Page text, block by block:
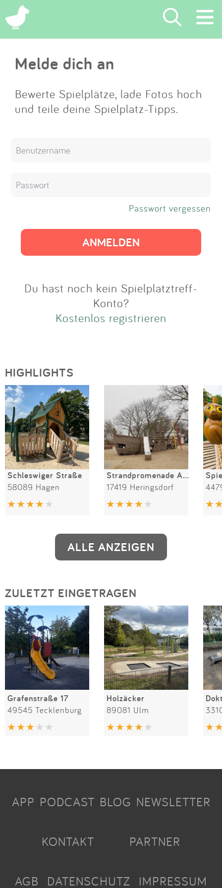
×
Suchen
Eintragen
App
Melde dich an
Bewerte Spielplätze, lade Fotos hoch
und teile deine Spielplatz-Tipps.
Passwort vergessen
Du hast noch kein Spielplatztreff-
Konto?
Kostenlos registrieren
HIGHLIGHTS
Schleswiger Straße
58089 Hagen
Strandpromenade Ahlbeck
17419 Heringsdorf
ALLE ANZEIGEN
ZULETZT EINGETRAGEN
Grafenstraße 17
49545 Tecklenburg
Holzäcker
89081 Ulm
APP PODCAST BLOG NEWSLETTER
KONTAKT PARTNER
AGB DATENSCHUTZ IMPRESSUM